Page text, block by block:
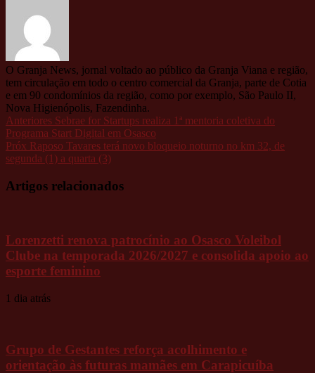
O Granja News, jornal voltado ao público da Granja Viana e região,
tem circulação em todo o centro comercial da Granja, parte de Cotia
e em 90 condomínios da região, como por exemplo, São Paulo II,
Nova Higienópolis, Fazendinha.
Anteriores Sebrae for Startups realiza 1ª mentoria coletiva do
Programa Start Digital em Osasco
Próx Raposo Tavares terá novo bloqueio noturno no km 32, de
segunda (1) a quarta (3)
Artigos relacionados
Lorenzetti renova patrocínio ao Osasco Voleibol
Clube na temporada 2026/2027 e consolida apoio ao
esporte feminino
1 dia atrás
Grupo de Gestantes reforça acolhimento e
orientação às futuras mamães em Carapicuíba